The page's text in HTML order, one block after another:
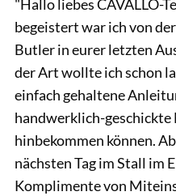
"Hallo liebes CAVALLO-
begeistert war ich von
Butler in eurer letzten
der Art wollte ich schon
einfach gehaltene
handwerklich-geschickte
hinbekommen können.
nächsten Tag im Stall im
Komplimente von